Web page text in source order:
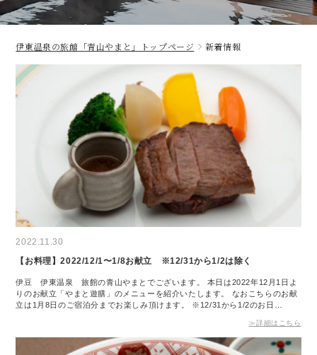
伊東温泉の旅館「青山やまと」トップページ 新着情報
2022.11.30
【お料理】2022/12/1〜1/8お献立 ※12/31から1/2は除く
伊豆 伊東温泉 旅館の青山やまとでございます。 本日は2022年12月1日よ
りのお献立「やまと遊膳」のメニューを紹介いたします。 なおこちらのお献
立は1月8日のご宿泊分までお楽しみ頂けます。 ※12/31から1/2のお日…
≫詳細はこちら